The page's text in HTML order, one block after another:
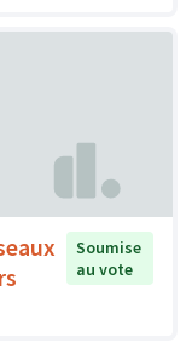
Soumise
au vote